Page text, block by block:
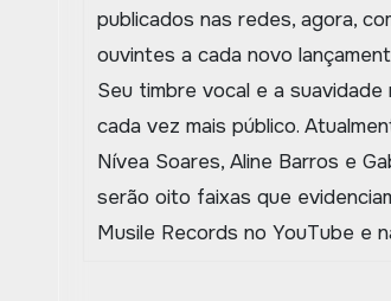
publicados nas redes, agora,
ouvintes a cada novo
Seu timbre vocal e a
cada vez mais público.
Nívea Soares, Aline Barros e
serão oito faixas que
Musile Records no YouTube e